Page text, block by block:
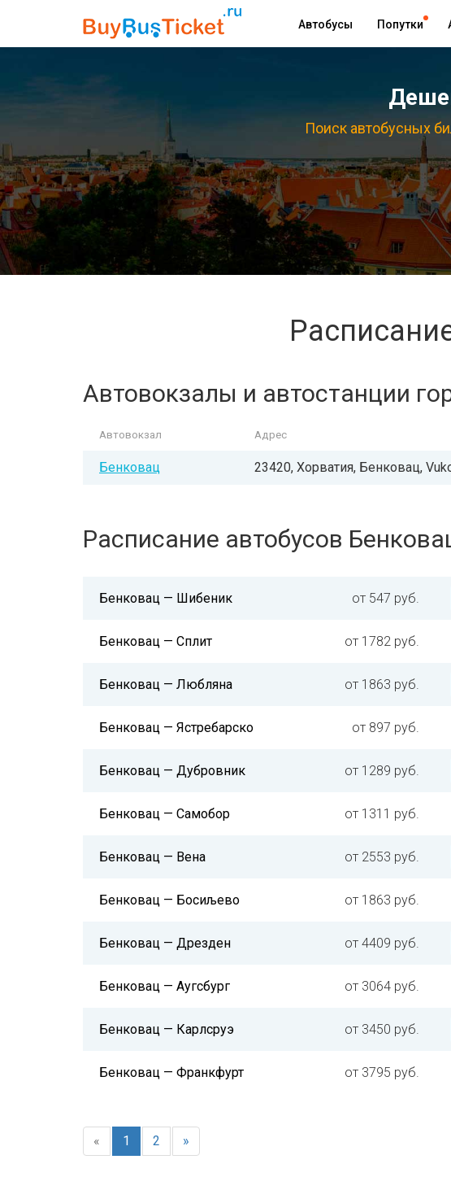
Автобусы Попутки
Поиск автобусных
Автовокзалы и автостанции
Автовокзал Адрес
Бенковац 23420, Хорватия, Бенковац,
Расписание автобусов
Бенковац — Шибеник от 547 руб.
Бенковац — Сплит от 1782 руб.
Бенковац — Любляна от 1863 руб.
Бенковац — Ястребарско от 897 руб.
Бенковац — Дубровник от 1289 руб.
Бенковац — Самобор от 1311 руб.
Бенковац — Вена от 2553 руб.
Бенковац — Босиљево от 1863 руб.
Бенковац — Дрезден от 4409 руб.
Бенковац — Аугсбург от 3064 руб.
Бенковац — Карлсруэ от 3450 руб.
Бенковац — Франкфурт от 3795 руб.
« 1 2 »